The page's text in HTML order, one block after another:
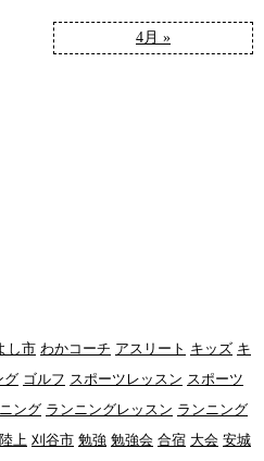
4月 »
し市 わかコーチ アスリート キッズ キ
グ ゴルフ スポーツレッスン スポーツ
ング ランニングレッスン ランニング
上 刈谷市 勉強 勉強会 合宿 大会 安城